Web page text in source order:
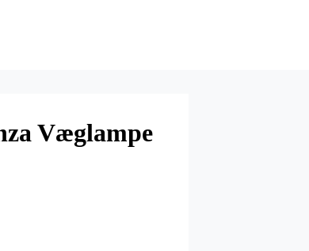
Væglampe